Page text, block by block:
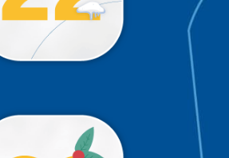
Trop tôt 😉